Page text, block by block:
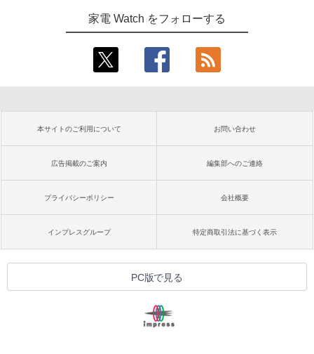
家電 Watch をフォローする
本サイトのご利用について お問い合わせ
広告掲載のご案内 編集部へのご連絡
プライバシーポリシー 会社概要
インプレスグループ 特定商取引法に基づく表示
PC版で見る